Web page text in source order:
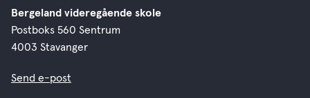
Bergeland videregående skole
Postboks 560 Sentrum
4003 Stavanger
Send e-post